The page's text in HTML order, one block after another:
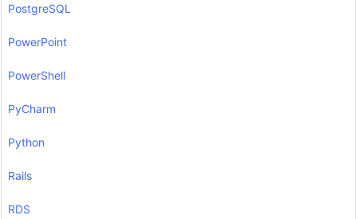
PostgreSQL
PowerPoint
PowerShell
PyCharm
Python
Rails
RDS